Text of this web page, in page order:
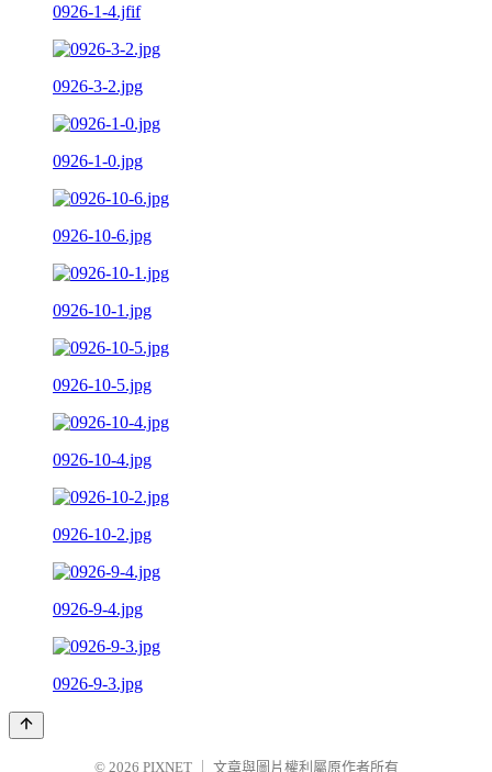
0926-1-4.jfif
0926-3-2.jpg
0926-1-0.jpg
0926-10-6.jpg
0926-10-1.jpg
0926-10-5.jpg
0926-10-4.jpg
0926-10-2.jpg
0926-9-4.jpg
0926-9-3.jpg
© 2026 PIXNET 文章與圖片權利屬原作者所有